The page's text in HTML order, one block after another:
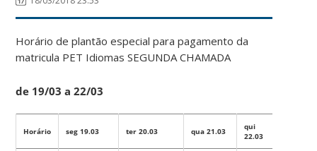
Horário de plantão especial para pagamento da
matricula PET Idiomas SEGUNDA CHAMADA
de 19/03 a 22/03
Horário seg 19.03 ter 20.03 qua 21.03
qui
22.03